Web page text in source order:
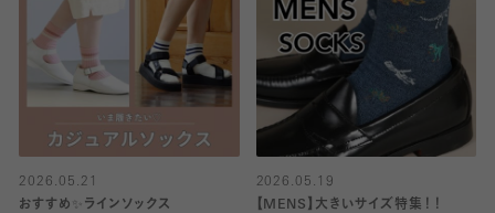
2026.05.21
おすすめ✨ラインソックス
2026.05.19
【MENS】大きいサイズ特集！！